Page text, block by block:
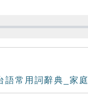
語常用詞辭典_家庭